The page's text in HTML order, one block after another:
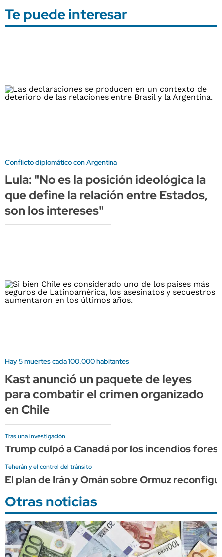
Te puede interesar
Conflicto diplomático con Argentina
Lula: "No es la posición ideológica la
que define la relación entre Estados,
son los intereses"
Hay 5 muertes cada 100.000 habitantes
Kast anunció un paquete de leyes
para combatir el crimen organizado
en Chile
Tras una investigación
Trump culpó a Canadá por los incendios
Teherán y el control del tránsito
El plan de Irán y Omán sobre Ormuz
Otras noticias